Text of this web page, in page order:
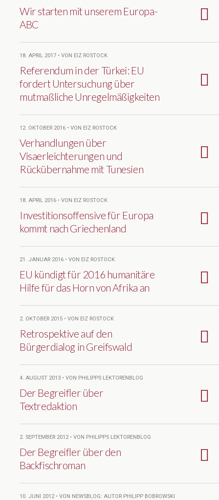
Wir starten mit unserem Europa-
ABC
18. APRIL 2017 • VON EIZ ROSTOCK
Referendum in der Türkei: EU
fordert Untersuchung über
mutmaßliche Unregelmäßigkeiten
12. OKTOBER 2016 • VON EIZ ROSTOCK
Verhandlungen über
Visaerleichterungen und
Rückübernahme mit Tunesien
18. APRIL 2016 • VON EIZ ROSTOCK
Investitionsoffensive für Europa
kommt nach Griechenland
21. JANUAR 2016 • VON EIZ ROSTOCK
EU kündigt für 2016 humanitäre
Hilfe für das Horn von Afrika an
2. OKTOBER 2015 • VON EIZ ROSTOCK
Retrospektive auf den
Bürgerdialog in Greifswald
4. AUGUST 2013 • VON PHILIPPS LEKTORENBLOG
Der Begreifler über
Textredaktion
2. SEPTEMBER 2012 • VON PHILIPPS LEKTORENBLOG
Der Begreifler über den
Backfischroman
10. JUNI 2012 • VON NEWSBLOG: AUTOR PHILIPP BOBROWSKI